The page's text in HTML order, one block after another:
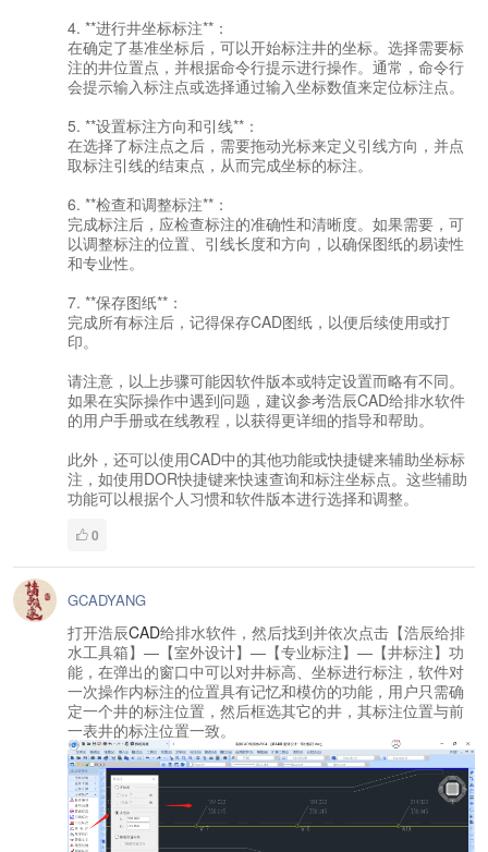
4. **进行井坐标标注**：
在确定了基准坐标后，可以开始标注井的坐标。选择需要标
注的井位置点，并根据命令行提示进行操作。通常，命令行
会提示输入标注点或选择通过输入坐标数值来定位标注点。
5. **设置标注方向和引线**：
在选择了标注点之后，需要拖动光标来定义引线方向，并点
取标注引线的结束点，从而完成坐标的标注。
6. **检查和调整标注**：
完成标注后，应检查标注的准确性和清晰度。如果需要，可
以调整标注的位置、引线长度和方向，以确保图纸的易读性
和专业性。
7. **保存图纸**：
完成所有标注后，记得保存CAD图纸，以便后续使用或打
印。
请注意，以上步骤可能因软件版本或特定设置而略有不同。
如果在实际操作中遇到问题，建议参考浩辰CAD给排水软件
的用户手册或在线教程，以获得更详细的指导和帮助。
此外，还可以使用CAD中的其他功能或快捷键来辅助坐标标
注，如使用DOR快捷键来快速查询和标注坐标点。这些辅助
功能可以根据个人习惯和软件版本进行选择和调整。
0
GCADYANG
打开浩辰CAD给排水软件，然后找到并依次点击【浩辰给排
水工具箱】—【室外设计】—【专业标注】—【井标注】功
能，在弹出的窗口中可以对井标高、坐标进行标注，软件对
一次操作内标注的位置具有记忆和模仿的功能，用户只需确
定一个井的标注位置，然后框选其它的井，其标注位置与前
一表井的标注位置一致。